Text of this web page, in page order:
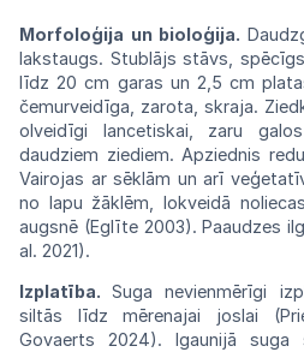
Morfoloģija un bioloģija.
lakstaugs. Stublājs stāvs,
līdz 20 cm garas un 2,5 cm
čemurveidīga, zarota, skraja.
olveidīgi lancetiskai, zaru
daudziem ziediem. Apziednis
Vairojas ar sēklām un arī
no lapu žāklēm, lokveidā
augsnē (Eglīte 2003).Paaudzes
al. 2021).
Izplatība.Suga nevienmērīgi
siltās līdz mērenajai joslai
Govaerts 2024). Igaunijā
suga